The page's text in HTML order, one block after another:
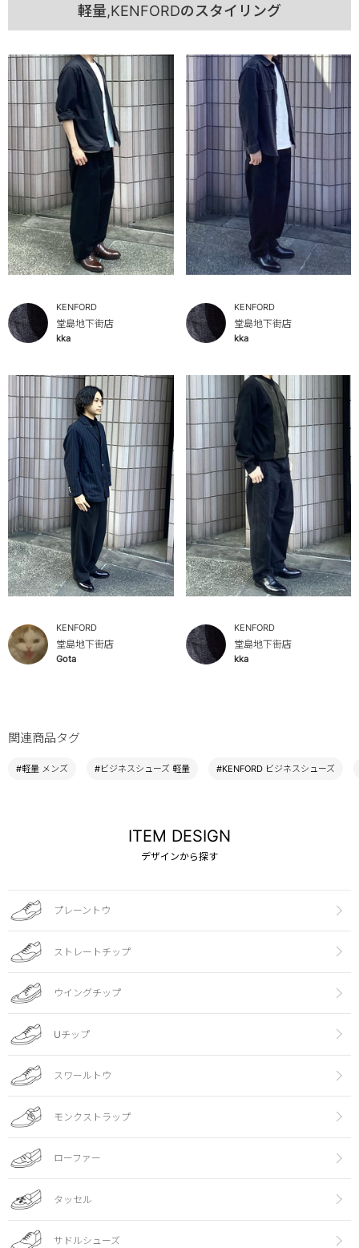
軽量,KENFORDのスタイリング
KENFORD
堂島地下街店
kka
KENFORD
堂島地下街店
kka
KENFORD
堂島地下街店
Gota
KENFORD
堂島地下街店
kka
関連商品タグ
#軽量 メンズ #ビジネスシューズ 軽量 #KENFORD ビジネスシューズ
ITEM DESIGN
デザインから探す
プレーントウ
ストレートチップ
ウイングチップ
Uチップ
スワールトウ
モンクストラップ
ローファー
タッセル
サドルシューズ